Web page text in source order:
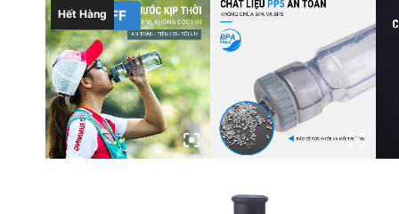
30% OFF
Hết Hàng